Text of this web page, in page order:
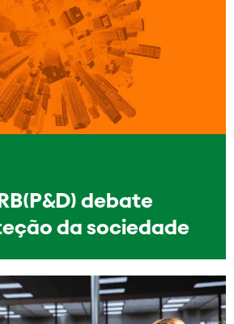
debate
da sociedade